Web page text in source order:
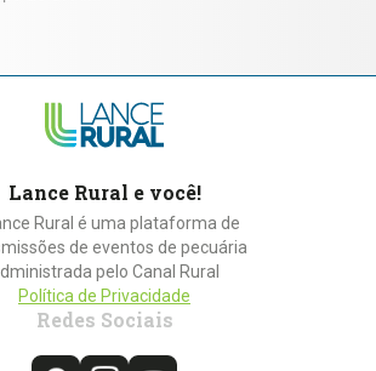
Lance Rural e você!
Rural é uma plataforma de
de eventos de pecuária
pelo Canal Rural
Política de Privacidade
Redes Sociais